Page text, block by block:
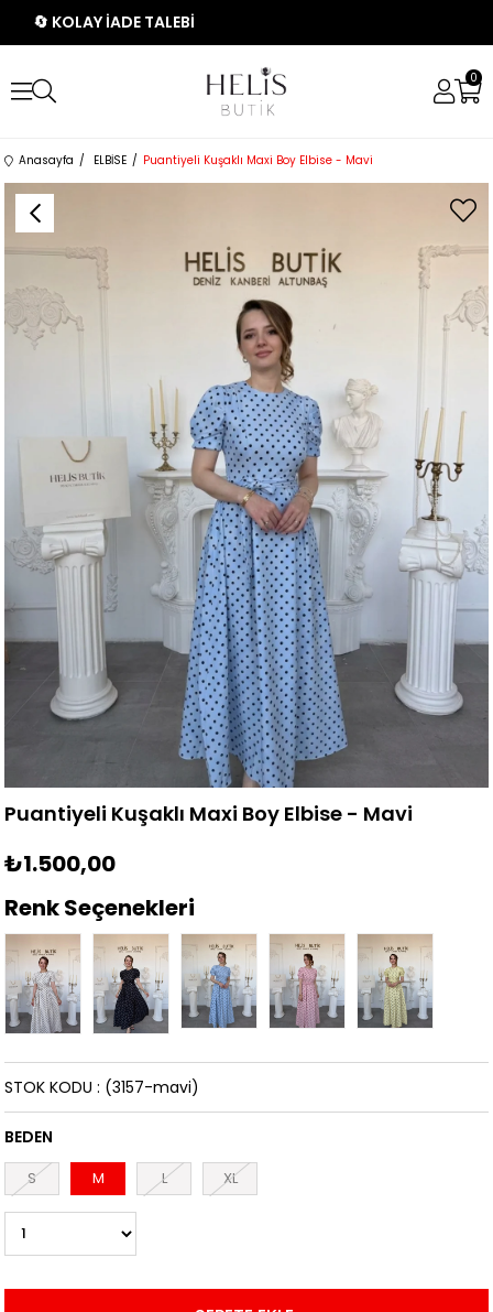
🔄 KOLAY İADE TALEBİ
0
Anasayfa ELBİSE Puantiyeli Kuşaklı Maxi Boy Elbise - Mavi
Puantiyeli Kuşaklı Maxi Boy Elbise - Mavi
₺1.500,00
Renk Seçenekleri
(3157-mavi)
STOK KODU
BEDEN
S M L XL